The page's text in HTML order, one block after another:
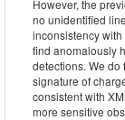
However, the
no unidentified
inconsistency
find anomalously
detections. We do
signature of
consistent with
more sensitive